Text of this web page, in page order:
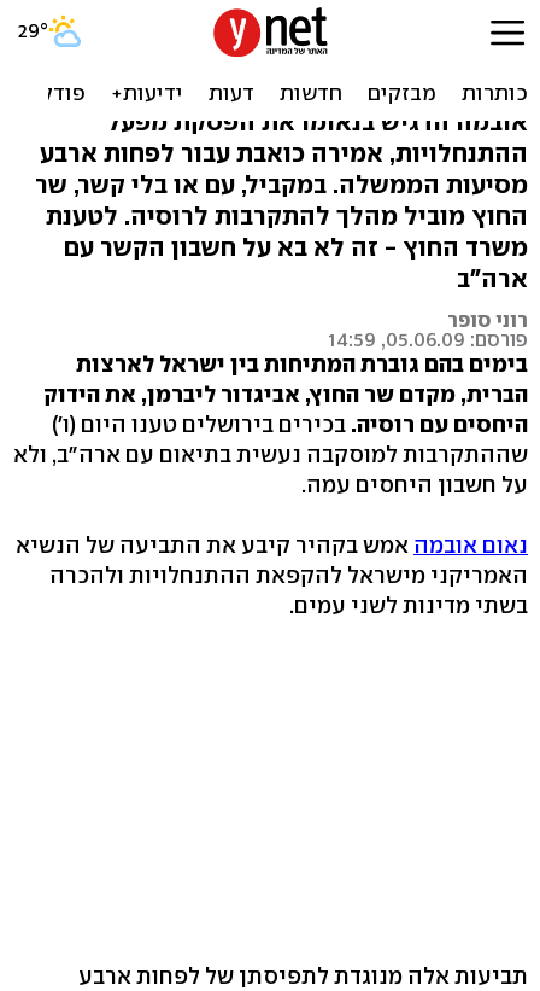
ארה"ב מתרחקת? ליברמן
יוביל התקרבות לרוסיה
אובמה הדגיש בנאומו את הפסקת מפעל
ההתנחלויות, אמירה כואבת עבור לפחות ארבע
מסיעות הממשלה. במקביל, עם או בלי קשר, שר
החוץ מוביל מהלך להתקרבות לרוסיה. לטענת
משרד החוץ - זה לא בא על חשבון הקשר עם
ארה"ב
רוני סופר
פורסם: 05.06.09, 14:59
בימים בהם גוברת המתיחות בין ישראל לארצות
הברית, מקדם שר החוץ, אביגדור ליברמן, את הידוק
היחסים עם רוסיה. בכירים בירושלים טענו היום (ו')
שההתקרבות למוסקבה נעשית בתיאום עם ארה"ב, ולא
על חשבון היחסים עמה.
נאום אובמה אמש בקהיר קיבע את התביעה של הנשיא
האמריקני מישראל להקפאת ההתנחלויות ולהכרה
בשתי מדינות לשני עמים.
תביעות אלה מנוגדת לתפיסתן של לפחות ארבע